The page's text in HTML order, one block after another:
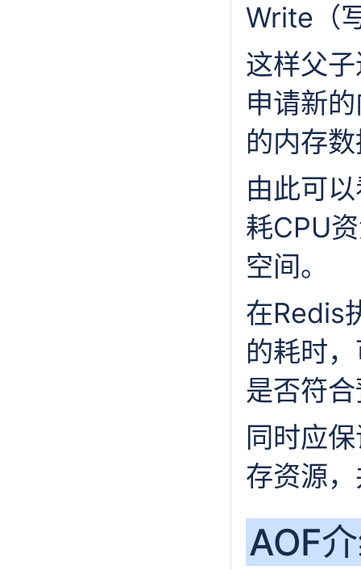
Write（
这样父
申请新
的内存
由此可
耗CPU
空间。
在Redis
的耗时
是否符
同时应
存资源
AOF